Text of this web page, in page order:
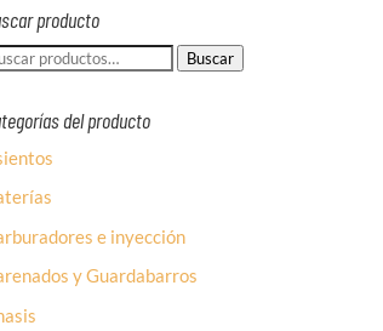
producto
Buscar
del producto
e inyección
y Guardabarros